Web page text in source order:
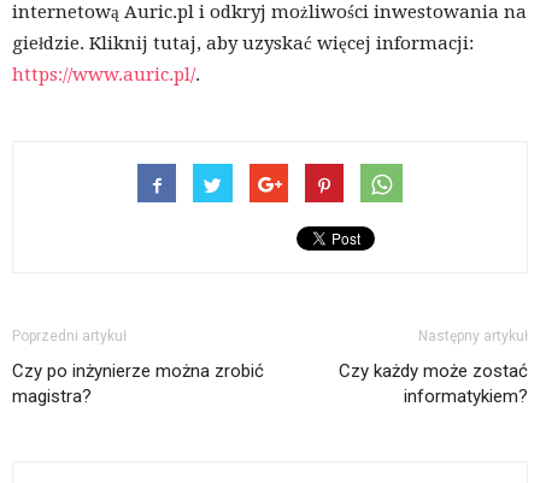
internetową Auric.pl i odkryj możliwości inwestowania na
giełdzie. Kliknij tutaj, aby uzyskać więcej informacji:
https://www.auric.pl/.
Poprzedni artykuł
Czy po inżynierze można zrobić
magistra?
Następny artykuł
Czy każdy może zostać
informatykiem?